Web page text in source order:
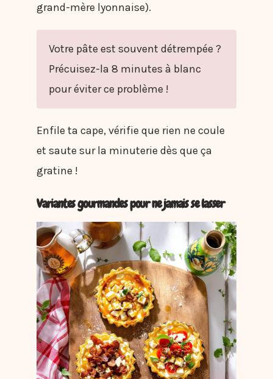
grand-mère lyonnaise).
Votre pâte est souvent détrempée ?
Précuisez-la 8 minutes à blanc
pour éviter ce problème !
Enfile ta cape, vérifie que rien ne coule
et saute sur la minuterie dès que ça
gratine !
Variantes gourmandes pour ne jamais se lasser